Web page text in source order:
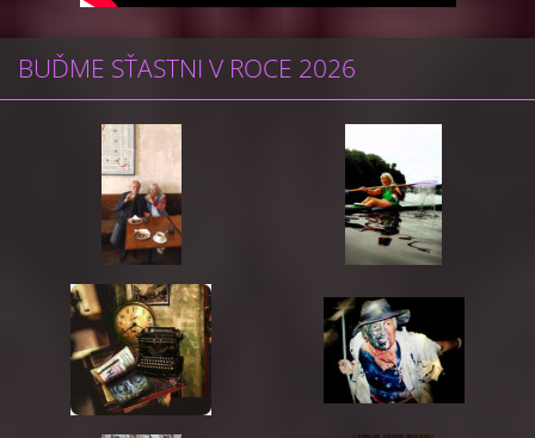
BUĎME SŤASTNI V ROCE 2026